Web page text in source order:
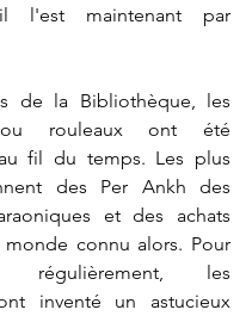
il l'est maintenant par
de la Bibliothèque, les
ou rouleaux ont été
fil du temps. Les plus
des Per Ankh des
et des achats
connu alors. Pour
régulièrement, les
inventé un astucieux